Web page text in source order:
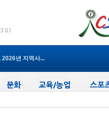
가 반납하고 ...
청송군연합회...
2026년 지역사...
아가는 아토...
프장 및 청송...